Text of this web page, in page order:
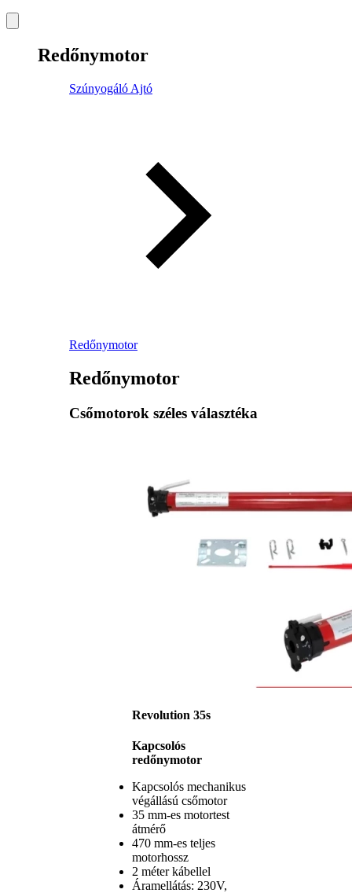
Redőnymotor
Szúnyogáló Ajtó
Redőnymotor
Redőnymotor
Csőmotorok széles választéka
Revolution 35s
Kapcsolós
redőnymotor
Kapcsolós mechanikus
végállású csőmotor
35 mm-es motortest
átmérő
470 mm-es teljes
motorhossz
2 méter kábellel
Áramellátás: 230V,